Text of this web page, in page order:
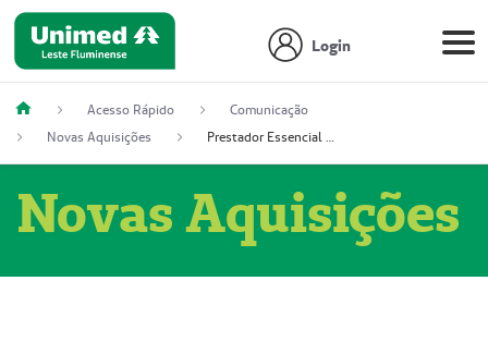
Login
Acesso Rápido
Comunicação
Novas Aquisições
Prestador Essencial Gestão em Saúde Ereli (51004354-7)
Novas Aquisições